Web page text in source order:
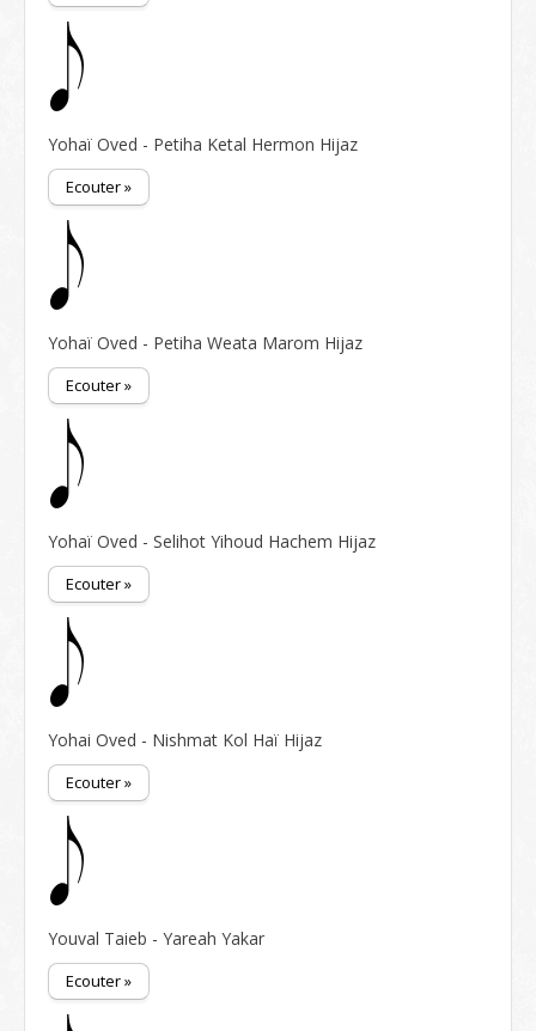
Yohaï Oved - Petiha Ketal Hermon Hijaz
Ecouter »
Yohaï Oved - Petiha Weata Marom Hijaz
Ecouter »
Yohaï Oved - Selihot Yihoud Hachem Hijaz
Ecouter »
Yohai Oved - Nishmat Kol Haï Hijaz
Ecouter »
Youval Taieb - Yareah Yakar
Ecouter »